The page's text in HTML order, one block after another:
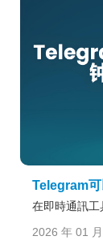
Telegram可
在即時通訊工
2026 年 01